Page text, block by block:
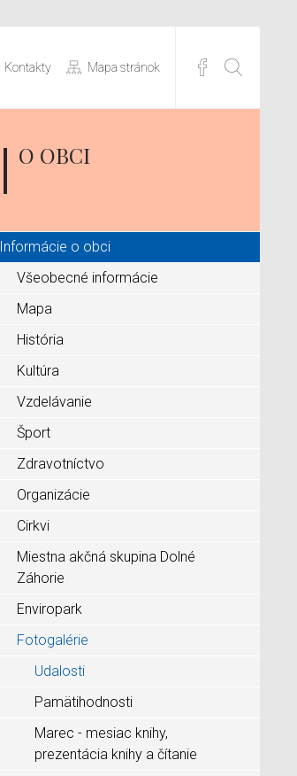
Kontakty Mapa stránok
O OBCI
Informácie o obci
Všeobecné informácie
Mapa
História
Kultúra
Vzdelávanie
Šport
Zdravotníctvo
Organizácie
Cirkvi
Miestna akčná skupina Dolné
Záhorie
Enviropark
Fotogalérie
Udalosti
Pamätihodnosti
Marec - mesiac knihy,
prezentácia knihy a čítanie